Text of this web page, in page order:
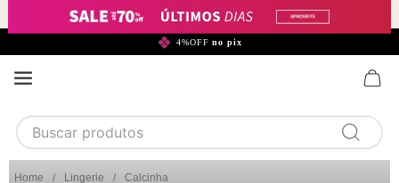
4%OFF no pix
Buscar produtos
Lingerie Calcinha